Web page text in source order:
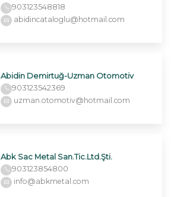
903123548818
abidincataloglu@hotmail.com
Abidin Demirtuğ-Uzman Otomotiv
903123542369
uzman.otomotiv@hotmail.com
Abk Sac Metal San.Tic.Ltd.Şti.
903123854800
info@abkmetal.com